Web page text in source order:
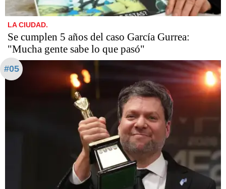
LA CIUDAD.
Se cumplen 5 años del caso García Gurrea:
"Mucha gente sabe lo que pasó"
#05